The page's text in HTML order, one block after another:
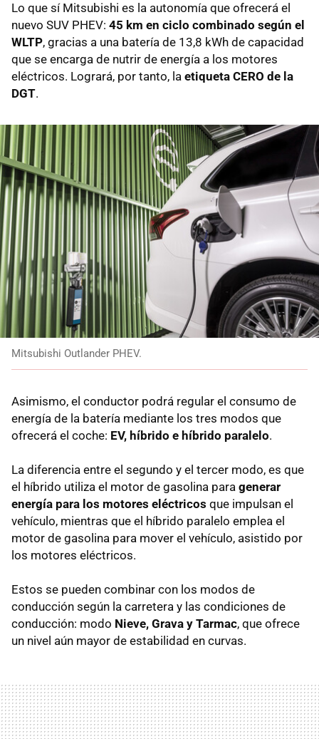
Lo que sí Mitsubishi es la autonomía que ofrecerá el
nuevo SUV PHEV: 45 km en ciclo combinado según el
WLTP, gracias a una batería de 13,8 kWh de capacidad
que se encarga de nutrir de energía a los motores
eléctricos. Logrará, por tanto, la etiqueta CERO de la
DGT.
Mitsubishi Outlander PHEV.
Asimismo, el conductor podrá regular el consumo de
energía de la batería mediante los tres modos que
ofrecerá el coche: EV, híbrido e híbrido paralelo.
La diferencia entre el segundo y el tercer modo, es que
el híbrido utiliza el motor de gasolina para generar
energía para los motores eléctricos que impulsan el
vehículo, mientras que el híbrido paralelo emplea el
motor de gasolina para mover el vehículo, asistido por
los motores eléctricos.
Estos se pueden combinar con los modos de
conducción según la carretera y las condiciones de
conducción: modo Nieve, Grava y Tarmac, que ofrece
un nivel aún mayor de estabilidad en curvas.